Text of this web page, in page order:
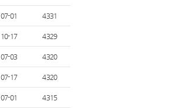
07-01 4331
10-17 4329
07-03 4320
07-17 4320
07-01 4315